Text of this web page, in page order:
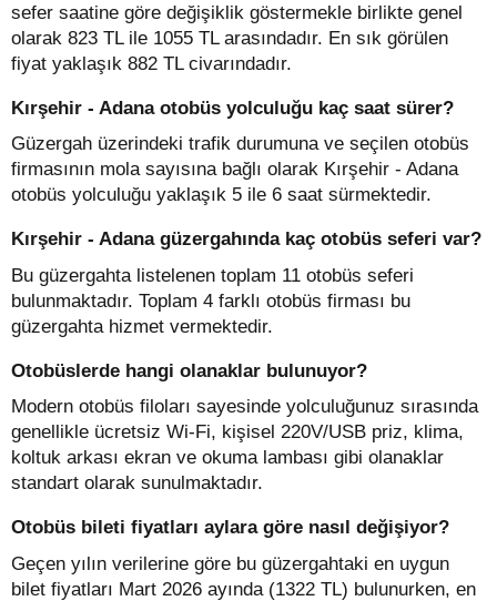
sefer saatine göre değişiklik göstermekle birlikte genel
olarak 823 TL ile 1055 TL arasındadır. En sık görülen
fiyat yaklaşık 882 TL civarındadır.
Kırşehir - Adana otobüs yolculuğu kaç saat sürer?
Güzergah üzerindeki trafik durumuna ve seçilen otobüs
firmasının mola sayısına bağlı olarak Kırşehir - Adana
otobüs yolculuğu yaklaşık 5 ile 6 saat sürmektedir.
Kırşehir - Adana güzergahında kaç otobüs seferi var?
Bu güzergahta listelenen toplam 11 otobüs seferi
bulunmaktadır. Toplam 4 farklı otobüs firması bu
güzergahta hizmet vermektedir.
Otobüslerde hangi olanaklar bulunuyor?
Modern otobüs filoları sayesinde yolculuğunuz sırasında
genellikle ücretsiz Wi-Fi, kişisel 220V/USB priz, klima,
koltuk arkası ekran ve okuma lambası gibi olanaklar
standart olarak sunulmaktadır.
Otobüs bileti fiyatları aylara göre nasıl değişiyor?
Geçen yılın verilerine göre bu güzergahtaki en uygun
bilet fiyatları Mart 2026 ayında (1322 TL) bulunurken, en